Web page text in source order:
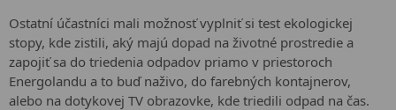
Ostatní účastníci mali možnosť vyplniť si test ekologickej
stopy, kde zistili, aký majú dopad na životné prostredie a
zapojiť sa do triedenia odpadov priamo v priestoroch
Energolandu a to buď naživo, do farebných kontajnerov,
alebo na dotykovej TV obrazovke, kde triedili odpad na čas.